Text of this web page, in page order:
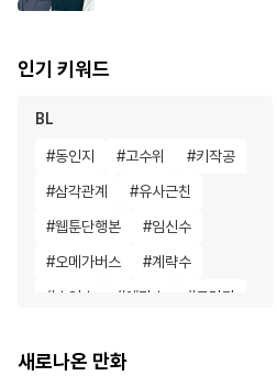
인기 키워드
BL
#동인지 #고수위 #키작공
#삼각관계 #유사근친
#웹툰단행본 #임신수
#오메가버스 #계략수
# 수인수 #예민수 #드라마
#이세계물
새로나온 만화